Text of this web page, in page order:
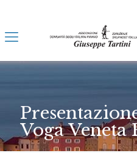
Voga